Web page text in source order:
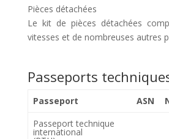
Pièces détachées
Le kit de pièces détachées
vitesses et de nombreuses autres
Passeports
Passeport ASN
Passeport technique
international